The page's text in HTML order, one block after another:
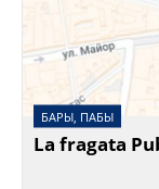
БАРЫ, ПАБЫ
La fragata